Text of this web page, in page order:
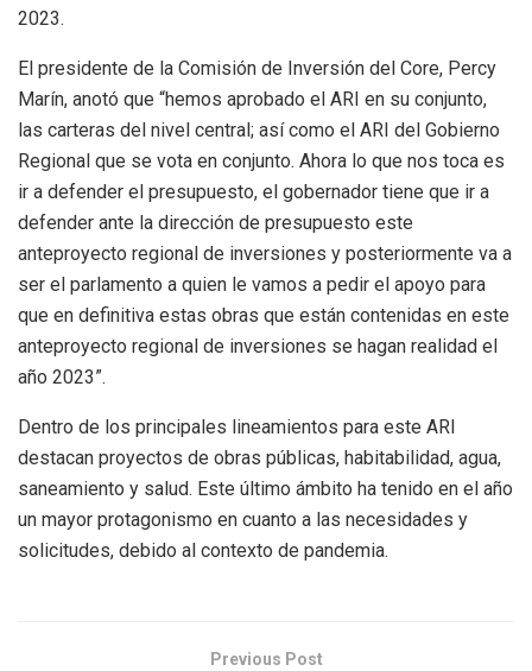
2023.
El presidente de la Comisión de Inversión del Core, Percy
Marín, anotó que “hemos aprobado el ARI en su conjunto,
las carteras del nivel central; así como el ARI del Gobierno
Regional que se vota en conjunto. Ahora lo que nos toca es
ir a defender el presupuesto, el gobernador tiene que ir a
defender ante la dirección de presupuesto este
anteproyecto regional de inversiones y posteriormente va a
ser el parlamento a quien le vamos a pedir el apoyo para
que en definitiva estas obras que están contenidas en este
anteproyecto regional de inversiones se hagan realidad el
año 2023”.
Dentro de los principales lineamientos para este ARI
destacan proyectos de obras públicas, habitabilidad, agua,
saneamiento y salud. Este último ámbito ha tenido en el año
un mayor protagonismo en cuanto a las necesidades y
solicitudes, debido al contexto de pandemia.
Previous Post